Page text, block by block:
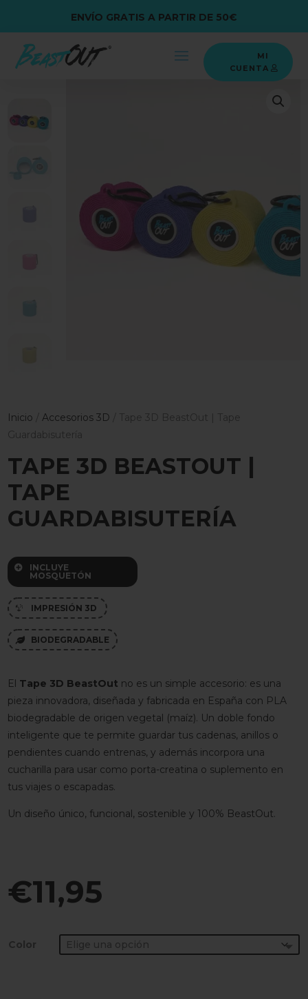
ENVÍO GRATIS A PARTIR DE 50€
MI
CUENTA
Inicio /Accesorios 3D / Tape 3D BeastOut | Tape
Guardabisutería
TAPE 3D BEASTOUT |
TAPE
GUARDABISUTERÍA

INCLUYE
MOSQUETÓN
 IMPRESIÓN 3D
 BIODEGRADABLE
El Tape 3D BeastOut no es un simple accesorio: es una
pieza innovadora, diseñada y fabricada en España con PLA
biodegradable de origen vegetal (maíz). Un doble fondo
inteligente que te permite guardar tus cadenas, anillos o
pendientes cuando entrenas, y además incorpora una
cucharilla para usar como porta-creatina o suplemento en
tus viajes o escapadas.
Un diseño único, funcional, sostenible y 100% BeastOut.
€11,95
Color